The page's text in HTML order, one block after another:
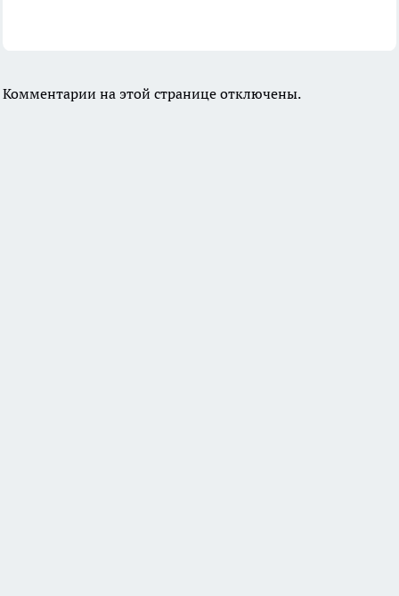
Комментарии на этой странице отключены.